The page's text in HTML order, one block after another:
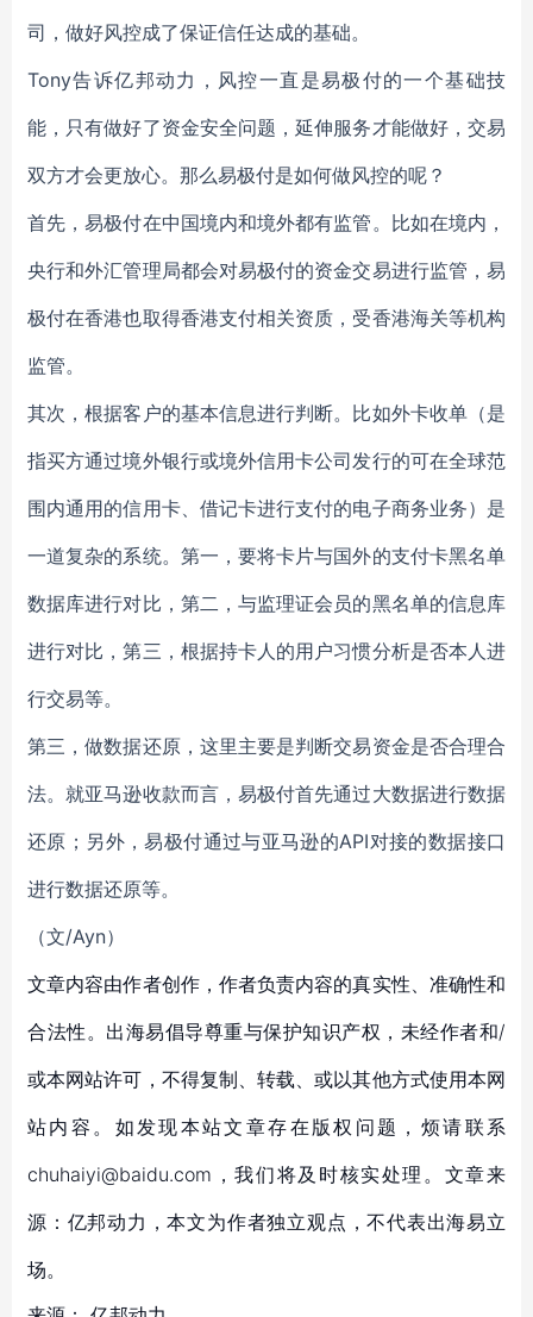
司，做好风控成了保证信任达成的基础。
Tony告诉亿邦动力，风控一直是易极付的一个基础技
能，只有做好了资金安全问题，延伸服务才能做好，交易
双方才会更放心。那么易极付是如何做风控的呢？
首先，易极付在中国境内和境外都有监管。比如在境内，
央行和外汇管理局都会对易极付的资金交易进行监管，易
极付在香港也取得香港支付相关资质，受香港海关等机构
监管。
其次，根据客户的基本信息进行判断。比如外卡收单（是
指买方通过境外银行或境外信用卡公司发行的可在全球范
围内通用的信用卡、借记卡进行支付的电子商务业务）是
一道复杂的系统。第一，要将卡片与国外的支付卡黑名单
数据库进行对比，第二，与监理证会员的黑名单的信息库
进行对比，第三，根据持卡人的用户习惯分析是否本人进
行交易等。
第三，做数据还原，这里主要是判断交易资金是否合理合
法。就亚马逊收款而言，易极付首先通过大数据进行数据
还原；另外，易极付通过与亚马逊的API对接的数据接口
进行数据还原等。
（文/Ayn）
文章内容由作者创作，作者负责内容的真实性、准确性和
合法性。出海易倡导尊重与保护知识产权，未经作者和/
或本网站许可，不得复制、转载、或以其他方式使用本网
站内容。如发现本站文章存在版权问题，烦请联系
chuhaiyi@baidu.com，我们将及时核实处理。文章来
源：亿邦动力，本文为作者独立观点，不代表出海易立
场。